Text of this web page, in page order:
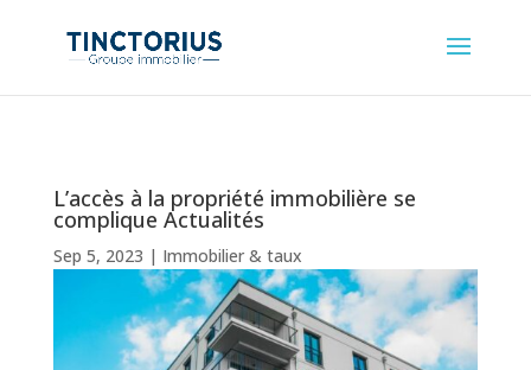
L’accès à la propriété immobilière se
complique Actualités
Sep 5, 2023 | Immobilier & taux